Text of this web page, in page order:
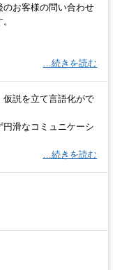
のお客様の問い合わせ
…続きを読む
仮説を立て言語化がで
円滑なコミュニケーシ
…続きを読む